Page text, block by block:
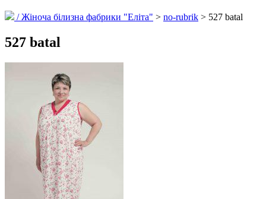
/Жіноча білизна фабрики "Еліта" > no-rubrik > 527 batal
527 batal